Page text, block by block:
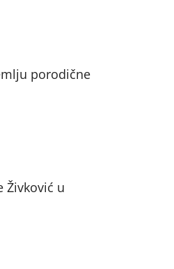
porodične
Živković u